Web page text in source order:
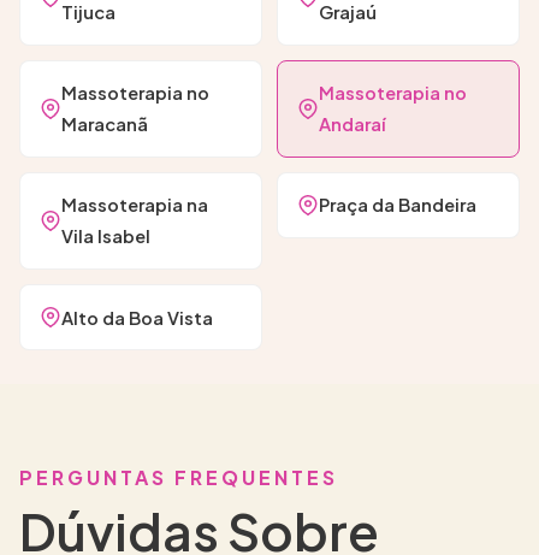
Tijuca
Grajaú
Massoterapia no
Maracanã
Massoterapia no
Andaraí
Massoterapia na
Vila Isabel
Praça da Bandeira
Alto da Boa Vista
PERGUNTAS FREQUENTES
Dúvidas Sobre